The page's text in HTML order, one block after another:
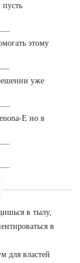
этому
уже
E но в
в тылу,
в
для властей